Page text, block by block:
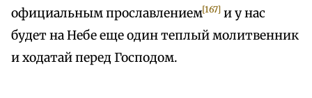
официальным прославлением[167] и у нас
будет на Небе еще один теплый молитвенник
и ходатай перед Господом.